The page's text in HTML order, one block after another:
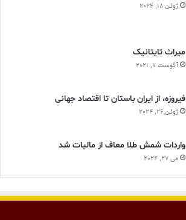
ژوئن 18, 2024
ميراث تايتانيک
آگوست 7, 2021
فیروزه، از ایران باستان تا اقتصاد جهانی
ژوئن 26, 2024
واردات شمش طلا معاف از مالیات شد
می 27, 2024